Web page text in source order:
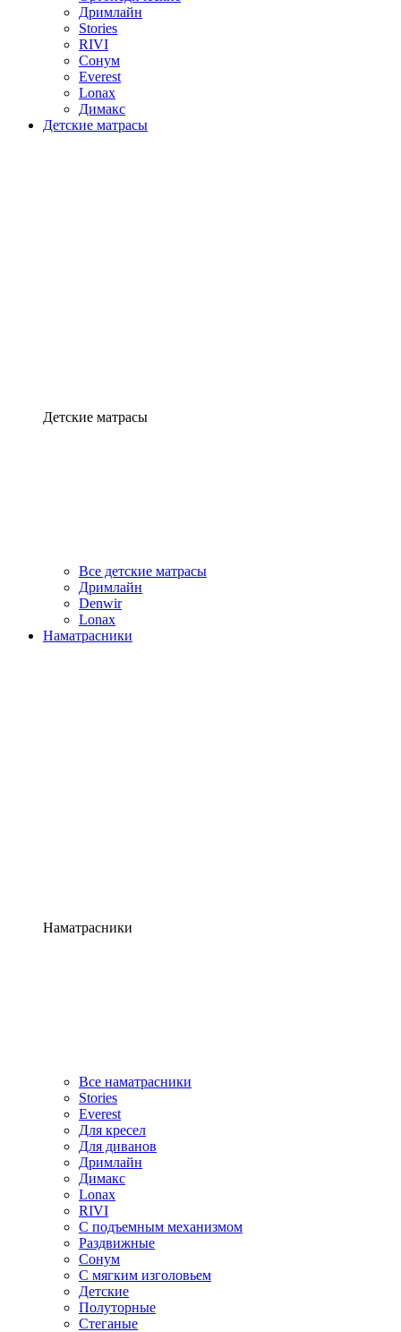
Дримлайн
Stories
RIVI
Сонум
Everest
Lonax
Димакс
Детские матрасы
Детские матрасы
Все детские матрасы
Дримлайн
Denwir
Lonax
Наматрасники
Наматрасники
Все наматрасники
Stories
Everest
Для кресел
Для диванов
Дримлайн
Димакс
Lonax
RIVI
С подъемным механизмом
Раздвижные
Сонум
С мягким изголовьем
Детские
Полуторные
Стеганые